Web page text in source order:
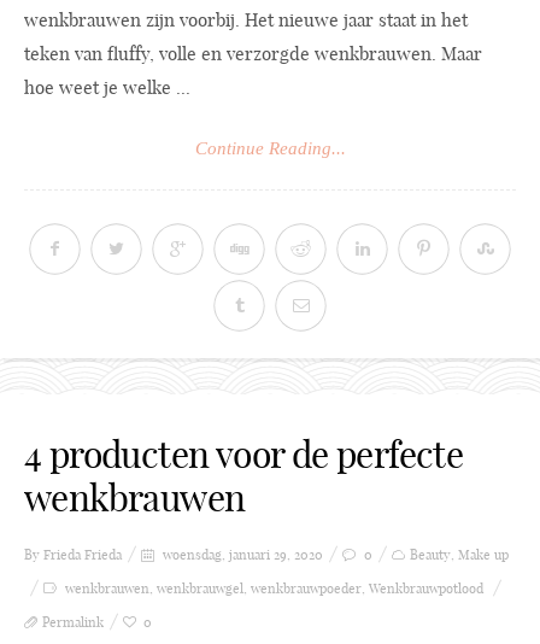
wenkbrauwen zijn voorbij. Het nieuwe jaar staat in het
teken van fluffy, volle en verzorgde wenkbrauwen. Maar
hoe weet je welke ...
Continue Reading...
4 producten voor de perfecte
wenkbrauwen
By Frieda Frieda woensdag, januari 29, 2020 0 Beauty, Make up
wenkbrauwen, wenkbrauwgel, wenkbrauwpoeder, Wenkbrauwpotlood
Permalink
0